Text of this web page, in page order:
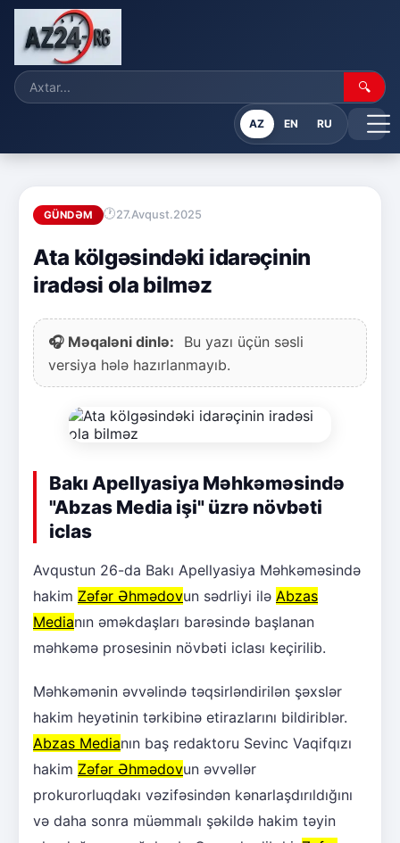
🔍
AZ EN RU
GÜNDƏM 27.Avqust.2025
Ata kölgəsindəki idarəçinin
iradəsi ola bilməz
🎧 Məqaləni dinlə:
Bu yazı üçün səsli
versiya hələ hazırlanmayıb.
Bakı Apellyasiya Məhkəməsində
"Abzas Media işi" üzrə növbəti
iclas
Avqustun 26-da Bakı Apellyasiya Məhkəməsində
hakim Zəfər Əhmədovun sədrliyi ilə Abzas
Medianın əməkdaşları barəsində başlanan
məhkəmə prosesinin növbəti iclası keçirilib.
Məhkəmənin əvvəlində təqsirləndirilən şəxslər
hakim heyətinin tərkibinə etirazlarını bildiriblər.
Abzas Medianın baş redaktoru Sevinc Vaqifqızı
hakim Zəfər Əhmədovun əvvəllər
prokurorluqdakı vəzifəsindən kənarlaşdırıldığını
və daha sonra müəmmalı şəkildə hakim təyin